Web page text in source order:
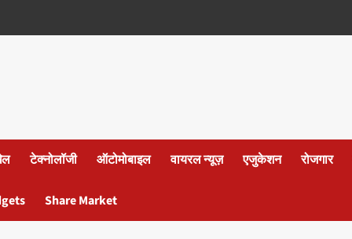
टेक्नोलॉजी ऑटोमोबाइल वायरल न्यूज़ एजुकेशन रोजगार
Share Market